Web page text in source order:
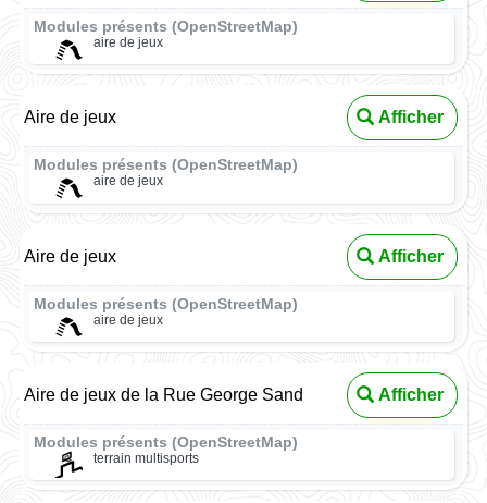
Modules présents (OpenStreetMap)
aire de jeux
Aire de jeux Afficher
Modules présents (OpenStreetMap)
aire de jeux
Aire de jeux Afficher
Modules présents (OpenStreetMap)
aire de jeux
Aire de jeux de la Rue George Sand Afficher
Modules présents (OpenStreetMap)
terrain multisports